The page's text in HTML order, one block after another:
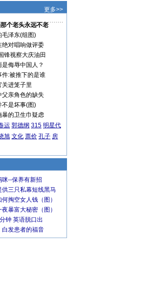
更多>>
个老头永远不老
毛泽东(组图)
绝对唱响做评委
锋视察大庆油田
侮辱中国人？
件:被推下的是谁
关进笼子里
亲角色的缺失
不是坏事(图)
暴的卫生巾疑虑
运 郭德纲 315 明星代
旭 文化 票价 孔子 房
咪--保养有新招
供三只私幕短线黑马
掏空女人钱（图）
夜暴富大秘密（图）
钟 英语脱口出
白发患者的福音